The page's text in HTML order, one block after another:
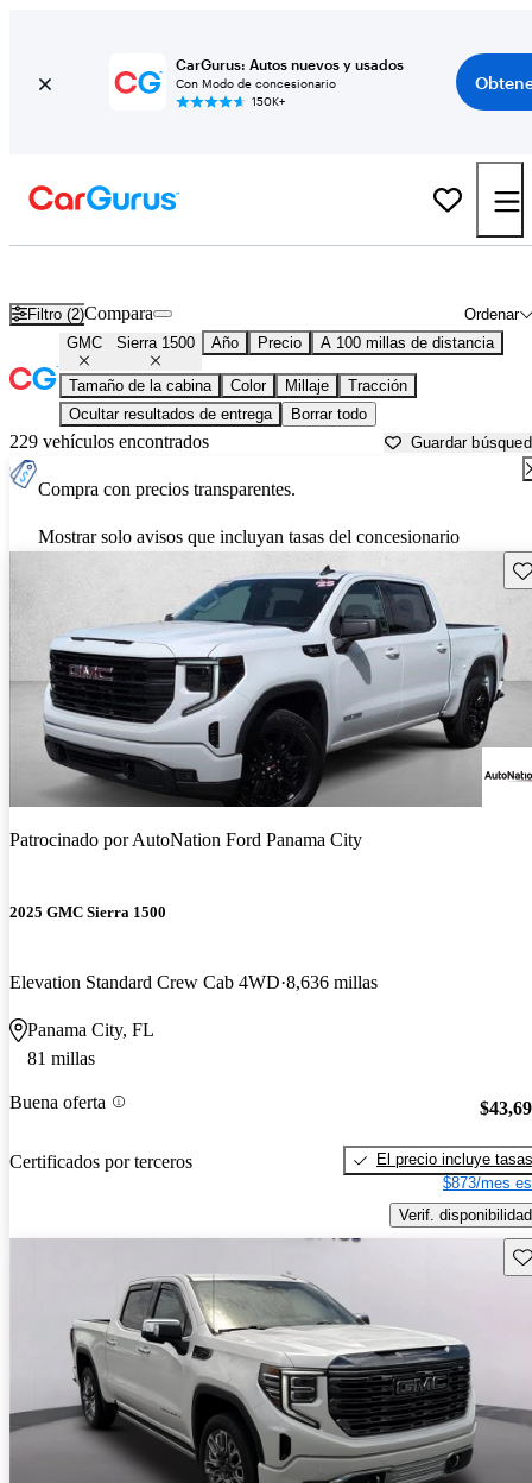
CarGurus: Autos nuevos y usados
Con Modo de concesionario
150K+
Filtro (2) Ordenar
Compara
GMC Sierra 1500 Año Precio A 100 millas de distancia
Tamaño de la cabina Color Millaje
Tracción
Ocultar resultados de entrega
Borrar todo
229 vehículos encontrados Guardar
Compra con precios transparentes.
Mostrar solo avisos que incluyan tasas del concesionario
Patrocinado porAutoNation Ford Panama City
2025 GMC Sierra 1500
Elevation Standard Crew Cab 4WD 8,636 millas
Panama City, FL
81 millas
Buena oferta
Certificados por terceros
El precio incluye tasas
$873/mes
Verif. disponibilidad